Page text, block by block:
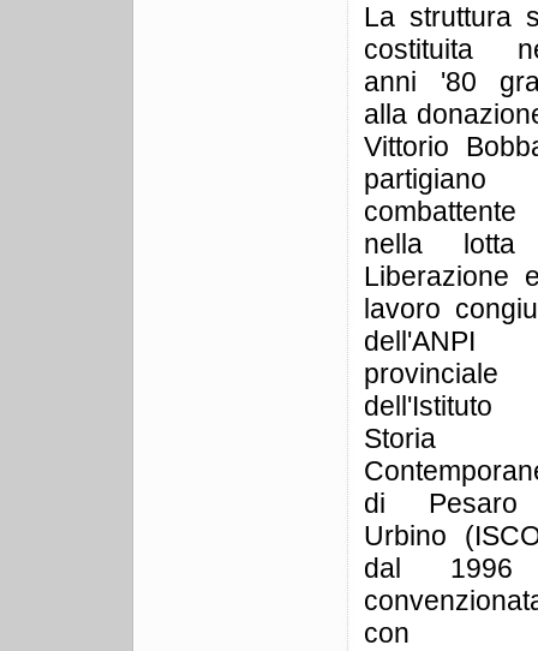
La struttura
costituita
anni '80
alla
Vittorio
partigiano
combattente
nella
Liberazione
lavoro
dell'ANPI
Storia
di
Urbino
dal
con